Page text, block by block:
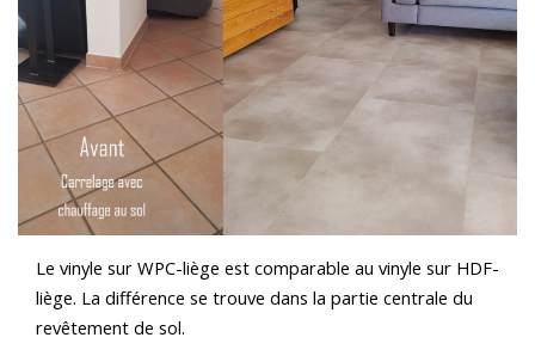
Le vinyle sur WPC-liège est comparable au vinyle sur HDF-
liège. La différence se trouve dans la partie centrale du
revêtement de sol.